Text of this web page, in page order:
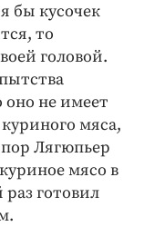
бы кусочек
то
головой.
не имеет
мяса,
Лягюпьер
мясо в
готовил